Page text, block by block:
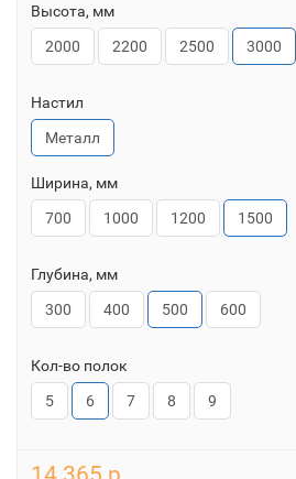
Высота, мм
2000
2200 2500 3000
Настил
Металл
Ширина, мм
700
1000 1200 1500
Глубина, мм
300
400 500 600
Кол-во полок
5
6 7 8 9